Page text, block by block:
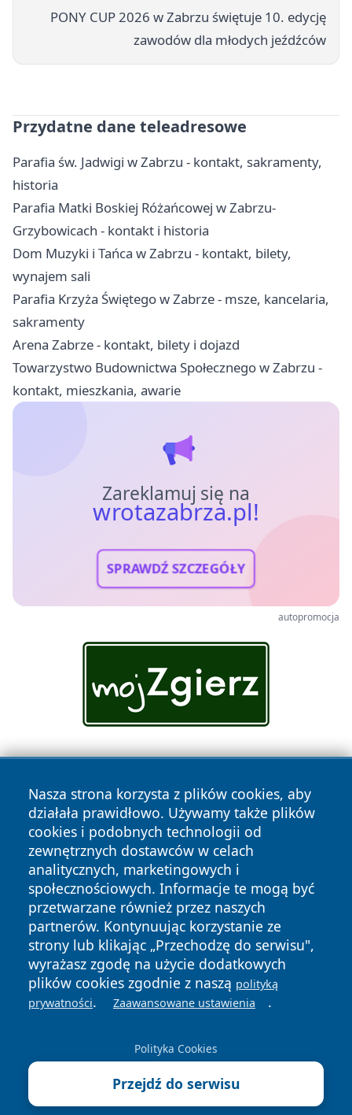
PONY CUP 2026 w Zabrzu świętuje 10. edycję
zawodów dla młodych jeźdźców
Przydatne dane teleadresowe
Parafia św. Jadwigi w Zabrzu - kontakt, sakramenty,
historia
Parafia Matki Boskiej Różańcowej w Zabrzu-
Grzybowicach - kontakt i historia
Dom Muzyki i Tańca w Zabrzu - kontakt, bilety,
wynajem sali
Parafia Krzyża Świętego w Zabrze - msze, kancelaria,
sakramenty
Arena Zabrze - kontakt, bilety i dojazd
Towarzystwo Budownictwa Społecznego w Zabrzu -
kontakt, mieszkania, awarie
Zareklamuj się na
wrotazabrza.pl!
SPRAWDŹ SZCZEGÓŁY
autopromocja
Nasza strona korzysta z plików cookies, aby
działała prawidłowo. Używamy także plików
cookies i podobnych technologii od
zewnętrznych dostawców w celach
analitycznych, marketingowych i
społecznościowych. Informacje te mogą być
przetwarzane również przez naszych
partnerów. Kontynuując korzystanie ze
strony lub klikając „Przechodzę do serwisu",
wyrażasz zgodę na użycie dodatkowych
plików cookies zgodnie z naszą polityką
prywatności. Zaawansowane ustawienia .
Polityka Cookies
Przejdź do serwisu
Copyright © 2026 wrotazabrza.pl Wszystkie prawa
zastrzeżone.
News Autorzy
Polityka
Prywatności
Polityka
Cookies